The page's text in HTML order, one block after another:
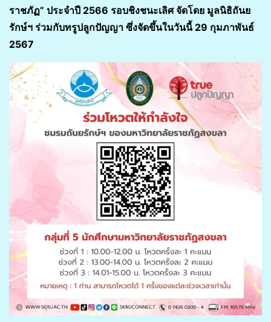
ราชภัฏ” ประจำปี 2566 รอบชิงชนะเลิศ จัดโดย มูลนิธิถันย
รักษ์ฯ ร่วมกับทรูปลูกปัญญา ซึ่งจัดขึ้นในวันนี้ 29 กุมภาพันธ์
2567